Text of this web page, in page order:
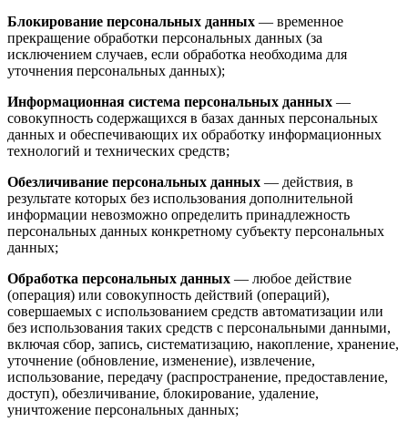
Блокирование персональных данных — временное
прекращение обработки персональных данных (за
исключением случаев, если обработка необходима для
уточнения персональных данных);
Информационная система персональных данных —
совокупность содержащихся в базах данных персональных
данных и обеспечивающих их обработку информационных
технологий и технических средств;
Обезличивание персональных данных — действия, в
результате которых без использования дополнительной
информации невозможно определить принадлежность
персональных данных конкретному субъекту персональных
данных;
Обработка персональных данных — любое действие
(операция) или совокупность действий (операций),
совершаемых с использованием средств автоматизации или
без использования таких средств с персональными данными,
включая сбор, запись, систематизацию, накопление, хранение,
уточнение (обновление, изменение), извлечение,
использование, передачу (распространение, предоставление,
доступ), обезличивание, блокирование, удаление,
уничтожение персональных данных;